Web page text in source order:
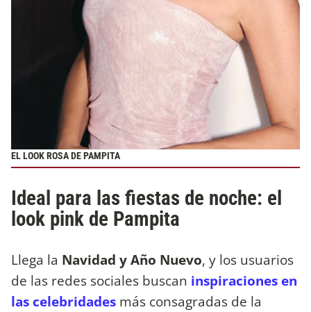
EL LOOK ROSA DE PAMPITA
Ideal para las fiestas de noche: el
look pink de Pampita
Llega la Navidad y Año Nuevo, y los usuarios
de las redes sociales buscan inspiraciones en
las celebridades más consagradas de la